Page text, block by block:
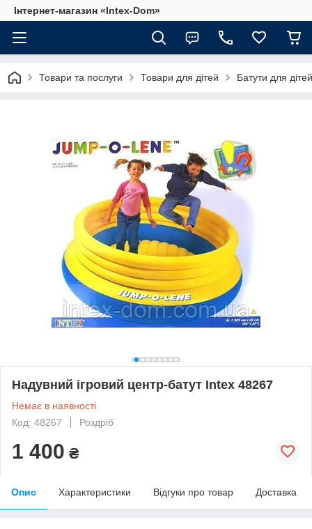
Інтернет-магазин «Intex-Dom»
Товари та послуги Товари для дітей Батути для
Надувний ігровий центр-батут Intex 48267
Немає в наявності
Код: 48267
Роздріб
1 400 ₴
Опис Характеристики Відгуки про товар Доставка